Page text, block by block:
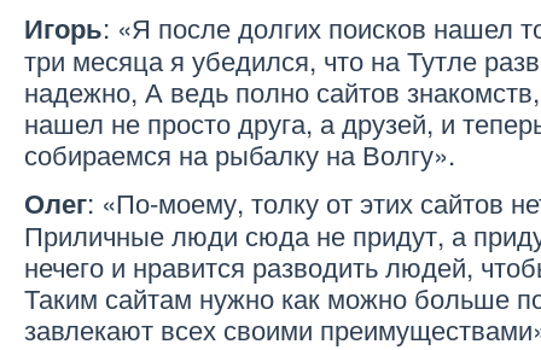
Игорь: «Я после долгих поисков нашел
три месяца я убедился, что на Тутле
надежно, А ведь полно сайтов
нашел не просто друга, а друзей, и
собираемся на рыбалку на Волгу».
Олег: «По-моему, толку от этих сайтов
Приличные люди сюда не придут, а
нечего и нравится разводить людей,
Таким сайтам нужно как можно больше
завлекают всех своими